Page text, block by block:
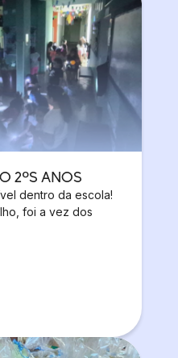
2ºS ANOS
dentro da escola!
foi a vez dos